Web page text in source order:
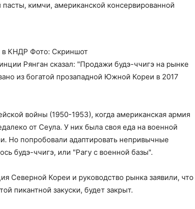
кимчи, американской консервированной
в КНДР Фото: Скриншот
Рянган сказал: "Продажи будэ-ччигэ на рынке
из богатой прозападной Южной Кореи в 2017
войны (1950-1953), когда американская армия
от Сеула. У них была своя еда на военной
Но попробовали адаптировать непривычные
будэ-ччигэ, или "Рагу с военной базы".
Северной Кореи и руководство рынка заявили, что
пикантной закуски, будет закрыт.